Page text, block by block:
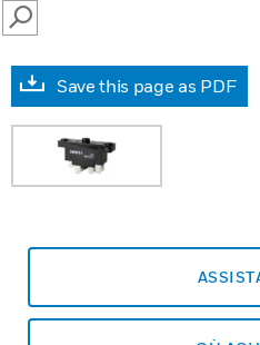
SEARCH
Save this page as PDF